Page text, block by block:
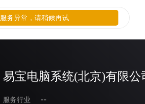
易宝电脑系统(北京)有限公
服务行业
--
服务异常，请稍候再试